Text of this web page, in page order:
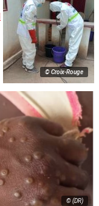
© Croix-Rouge
© (DR)